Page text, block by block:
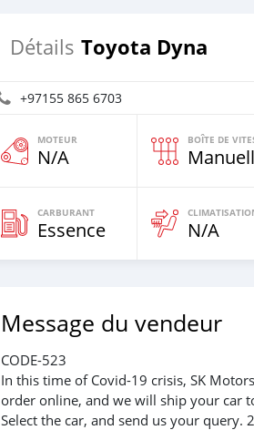
Détails Toyota Dyna
+97155 865 6703
MOTEUR
N/A
CARBURANT
Essence N/A
Message du vendeur
CODE-523
In this time of Covid-19 crisis, SK
order online, and we will ship your car
Select the car, and send us your